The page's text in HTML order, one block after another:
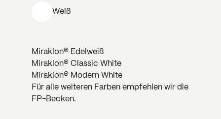
Weiß
Miraklon® Edelweiß
Miraklon® Classic White
Miraklon® Modern White
Für alle weiteren Farben empfehlen wir die
FP-Becken.